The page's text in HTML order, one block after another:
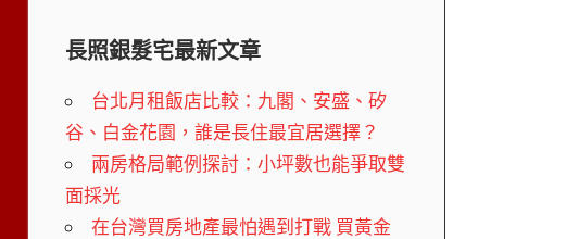
長照銀髮宅最新文章
台北月租飯店比較：九閣、安盛、矽
谷、白金花園，誰是長住最宜居選擇？
兩房格局範例探討：小坪數也能爭取雙
面採光
在台灣買房地產最怕遇到打戰 買黃金